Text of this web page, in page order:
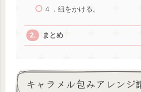
４．紐をかける。
まとめ
キャラメル包みアレンジ